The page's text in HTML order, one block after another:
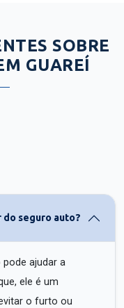
SOBRE
GUAREÍ
do seguro auto?
pode ajudar a
ele é um
o furto ou